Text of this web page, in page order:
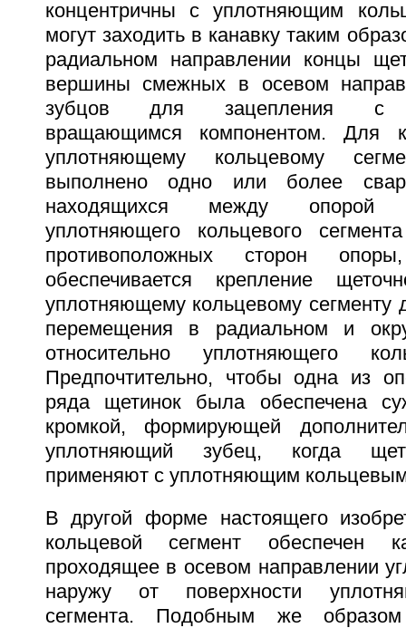
концентричны с уплотняющим
могут заходить в канавку таким
радиальном направлении концы
вершины смежных в осевом
зубцов для зацепления с
вращающимся компонентом. Для
уплотняющему кольцевому
выполнено одно или более
находящихся между опорой
уплотняющего кольцевого
противоположных сторон
обеспечивается крепление
уплотняющему кольцевому сегменту
перемещения в радиальном и
относительно уплотняющего
Предпочтительно, чтобы одна из
ряда щетинок была обеспечена
кромкой, формирующей
уплотняющий зубец, когда
применяют с уплотняющим
В другой форме настоящего
кольцевой сегмент обеспечен
проходящее в осевом направлении
наружу от поверхности
сегмента. Подобным же